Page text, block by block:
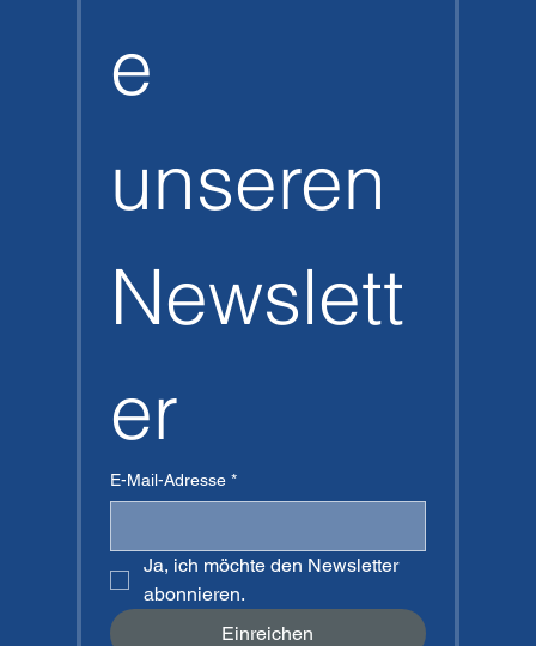
e
unseren
Newslett
er
E-Mail-Adresse *
Ja, ich möchte den Newsletter
abonnieren.
Einreichen